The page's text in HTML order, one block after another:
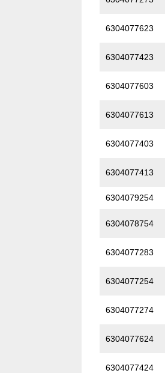
6304077623
6304077423
6304077603
6304077613
6304077403
6304077413
6304079254
6304078754
6304077283
6304077254
6304077274
6304077624
6304077424